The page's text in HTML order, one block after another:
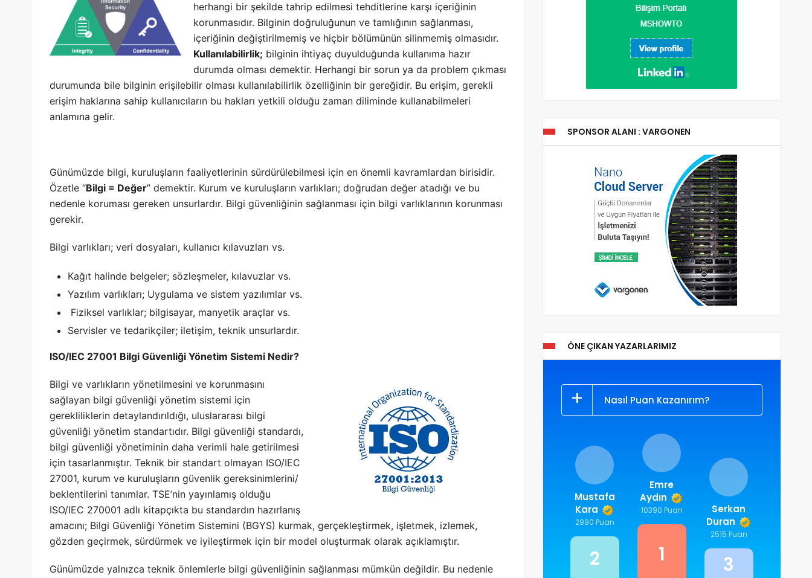
herhangi bir şekilde tahrip edilmesi tehditlerine karşı içeriğinin
korunmasıdır. Bilginin doğruluğunun ve tamlığının sağlanması,
içeriğinin değiştirilmemiş ve hiçbir bölümünün silinmemiş olmasıdır.
Kullanılabilirlik; bilginin ihtiyaç duyulduğunda kullanıma hazır
durumda olması demektir. Herhangi bir sorun ya da problem çıkması
durumunda bile bilginin erişilebilir olması kullanılabilirlik özelliğinin bir gereğidir. Bu erişim, gerekli
erişim haklarına sahip kullanıcıların bu hakları yetkili olduğu zaman diliminde kullanabilmeleri
anlamına gelir.
Günümüzde bilgi, kuruluşların faaliyetlerinin sürdürülebilmesi için en önemli kavramlardan birisidir.
Özetle “Bilgi = Değer” demektir. Kurum ve kuruluşların varlıkları; doğrudan değer atadığı ve bu
nedenle koruması gereken unsurlardır. Bilgi güvenliğinin sağlanması için bilgi varlıklarının korunması
gerekir.
Bilgi varlıkları; veri dosyaları, kullanıcı kılavuzları vs.
Kağıt halinde belgeler; sözleşmeler, kılavuzlar vs.
Yazılım varlıkları; Uygulama ve sistem yazılımlar vs.
Fiziksel varlıklar; bilgisayar, manyetik araçlar vs.
Servisler ve tedarikçiler; iletişim, teknik unsurlardır.
ISO/IEC 27001 Bilgi Güvenliği Yönetim Sistemi Nedir?
Bilgi ve varlıkların yönetilmesini ve korunmasını
sağlayan bilgi güvenliği yönetim sistemi için
gerekliliklerin detaylandırıldığı, uluslararası bilgi
güvenliği yönetim standartıdır. Bilgi güvenliği standardı,
bilgi güvenliği yönetiminin daha verimli hale getirilmesi
için tasarlanmıştır. Teknik bir standart olmayan ISO/IEC
27001, kurum ve kuruluşların güvenlik gereksinimlerini/
beklentilerini tanımlar. TSE’nin yayınlamış olduğu
ISO/IEC 270001 adlı kitapçıkta bu standardın hazırlanış
amacını; Bilgi Güvenliği Yönetim Sistemini (BGYS) kurmak, gerçekleştirmek, işletmek, izlemek,
gözden geçirmek, sürdürmek ve iyileştirmek için bir model oluşturmak olarak açıklamıştır.
Günümüzde yalnızca teknik önlemlerle bilgi güvenliğinin sağlanması mümkün değildir. Bu nedenle
SPONSOR ALANI : VARGONEN
ÖNE ÇIKAN YAZARLARIMIZ
Nasıl Puan Kazanırım?
Emre
Aydın
10390 Puan
1
Mustafa
Kara
2990 Puan
2
Serkan
Duran
2515 Puan
3